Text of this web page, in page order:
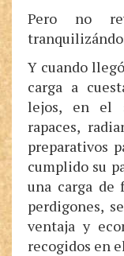
Pero no
Y cuando
carga a
lejos, en el
rapaces,
preparativos
cumplido su
una carga de
perdigones,
ventaja y
recogidos en